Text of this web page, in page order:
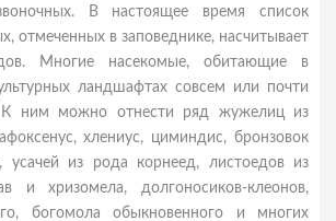
В настоящее время список
отмеченных в заповеднике, насчитывает
Многие насекомые, обитающие в
ландшафтах совсем или почти
К ним можно отнести ряд жужелиц из
хлениус, циминдис, бронзовок
усачей из рода корнеед, листоедов из
и хризомела, долгоносиков-клеонов,
богомола обыкновенного и многих